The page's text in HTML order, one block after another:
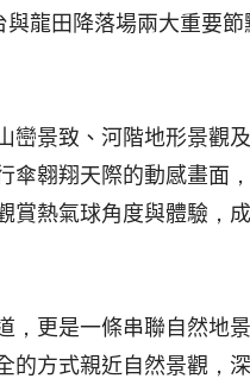
龍田降落場兩大重要
景致、河階地形景觀
翱翔天際的動感畫面
熱氣球角度與體驗，
更是一條串聯自然地
方式親近自然景觀，